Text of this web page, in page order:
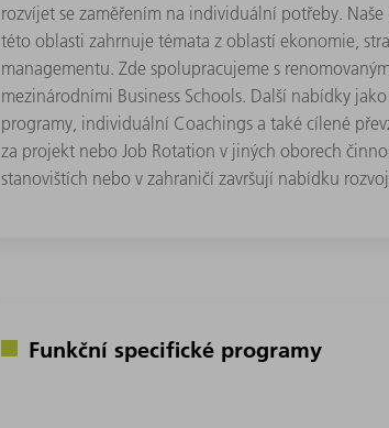
rozvíjet se zaměřením na individuální potřeby.
této oblasti zahrnuje témata z oblastí ekonomie,
managementu. Zde spolupracujeme s
mezinárodními Business Schools. Další nabídky
programy, individuální Coachings a také cílené
za projekt nebo Job Rotation v jiných oborech
stanovištích nebo v zahraničí završují nabídku
Funkční specifické programy